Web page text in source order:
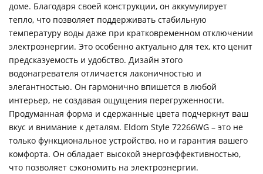
доме. Благодаря своей конструкции, он аккумулирует
тепло, что позволяет поддерживать стабильную
температуру воды даже при кратковременном отключении
электроэнергии. Это особенно актуально для тех, кто ценит
предсказуемость и удобство. Дизайн этого
водонагревателя отличается лаконичностью и
элегантностью. Он гармонично впишется в любой
интерьер, не создавая ощущения перегруженности.
Продуманная форма и сдержанные цвета подчеркнут ваш
вкус и внимание к деталям. Eldom Style 72266WG – это не
только функциональное устройство, но и гарантия вашего
комфорта. Он обладает высокой энергоэффективностью,
что позволяет сэкономить на электроэнергии.